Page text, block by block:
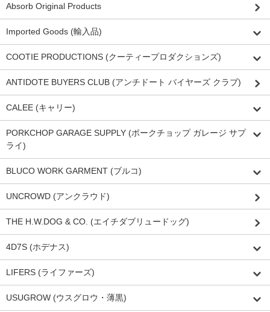
Absorb Original Products
Imported Goods (輸入品)
COOTIE PRODUCTIONS (クーティープロダクションズ)
ANTIDOTE BUYERS CLUB (アンチドート バイヤーズ クラブ)
CALEE (キャリー)
PORKCHOP GARAGE SUPPLY (ポークチョップ ガレージ サプ
ライ)
BLUCO WORK GARMENT (ブルコ)
UNCROWD (アンクラウド)
THE H.W.DOG & CO. (エイチダブリュードッグ)
4D7S (ホデナス)
LIFERS (ライファーズ)
USUGROW (ウスグロウ・薄黒)